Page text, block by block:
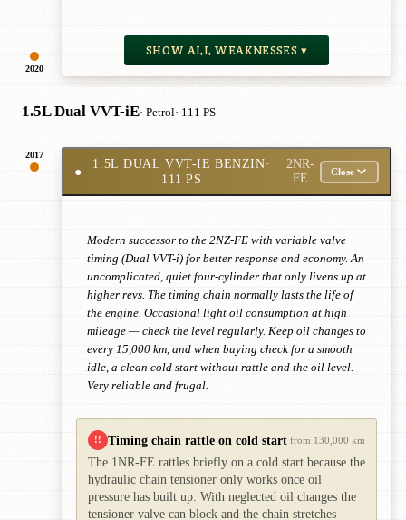
2020
SHOW ALL WEAKNESSES ▾
1.5L Dual VVT-iE· Petrol· 111 PS
2017
●
1.5L DUAL VVT-IE BENZIN·
111 PS
2NR-
FE
Close
Modern successor to the 2NZ-FE with variable valve
timing (Dual VVT-i) for better response and economy. An
uncomplicated, quiet four-cylinder that only livens up at
higher revs. The timing chain normally lasts the life of
the engine. Occasional light oil consumption at high
mileage — check the level regularly. Keep oil changes to
every 15,000 km, and when buying check for a smooth
idle, a clean cold start without rattle and the oil level.
Very reliable and frugal.
!! Timing chain rattle on cold start from 130,000 km
The 1NR-FE rattles briefly on a cold start because the
hydraulic chain tensioner only works once oil
pressure has built up. With neglected oil changes the
tensioner valve can block and the chain stretches